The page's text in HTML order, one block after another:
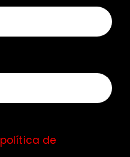
política de